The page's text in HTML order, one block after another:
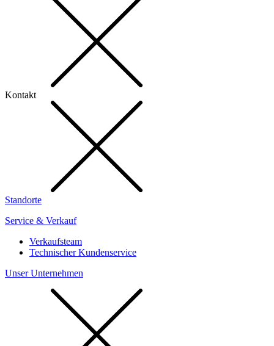
Kontakt
Standorte
Service & Verkauf
Verkaufsteam
Technischer Kundenservice
Unser Unternehmen